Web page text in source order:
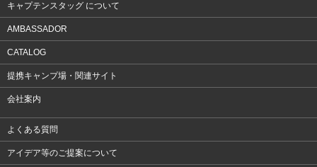
キャプテンスタッグ について
AMBASSADOR
CATALOG
提携キャンプ場・関連サイト
会社案内
よくある質問
アイデア等のご提案について